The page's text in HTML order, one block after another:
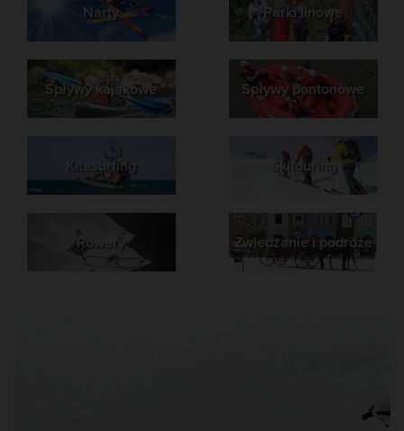
Narty Parki linowe
Spływy kajakowe Spływy pontonowe
Kitesurfing Skitouring
Rowery Zwiedzanie i podróże